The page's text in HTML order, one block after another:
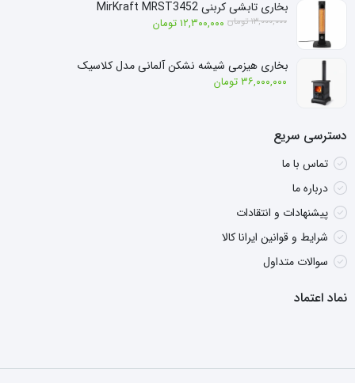
بخاری تابشی کربنی MirKraft MRST3452
۱۳,۰۰۰,۰۰۰تومان
قیمت
۱۳,۰۰۰,۰۰۰ تومان
بود.
۱۲,۳۰۰,۰۰۰تومان
قیمت
۱۲,۳۰۰,۰۰۰ تومان.
بخاری هیزمی شیشه نشکن آلمانی مدل کلاسیک
۳۶,۰۰۰,۰۰۰تومان
دسترسی سریع
تماس با ما
درباره ما
پیشنهادات و انتقادات
شرایط و قوانین ایرانا کالا
سوالات متداول
نماد اعتماد